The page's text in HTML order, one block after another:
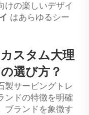
けの楽しいデザイ
はあらゆるシー
スタム大理
選び方？
製サービングトレ
ンドの特徴を明確
ブランドを象徴す